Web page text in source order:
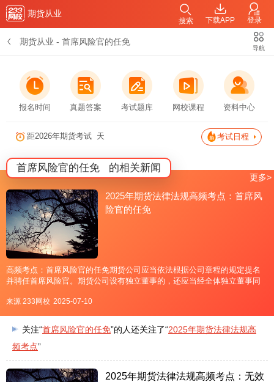
期货从业
下载APP 登录
搜索
期货从业 - 首席风险官的任免
导航
报名时间 真题答案 考试题库 网校课程 资料中心
距2026年期货考试 天 考试日程
首席风险官的任免 的相关新闻
2025年期货法律法规高频考点：首席风
险官的任免
高频考点：首席风险官的任免期货公司应当依法根据公司章程的规定提名
并聘任首席风险官。期货公司设有独立董事的，还应当经全体独立董事同
守法、是否具备胜任能力以及是否符合规定的任职条件作为主要判断标
来源 233网校 2025-07-10
更多>
关注“首席风险官的任免”的人还关注了“2025年期货法律法规高
频考点”
2025年期货法律法规高频考点：无效